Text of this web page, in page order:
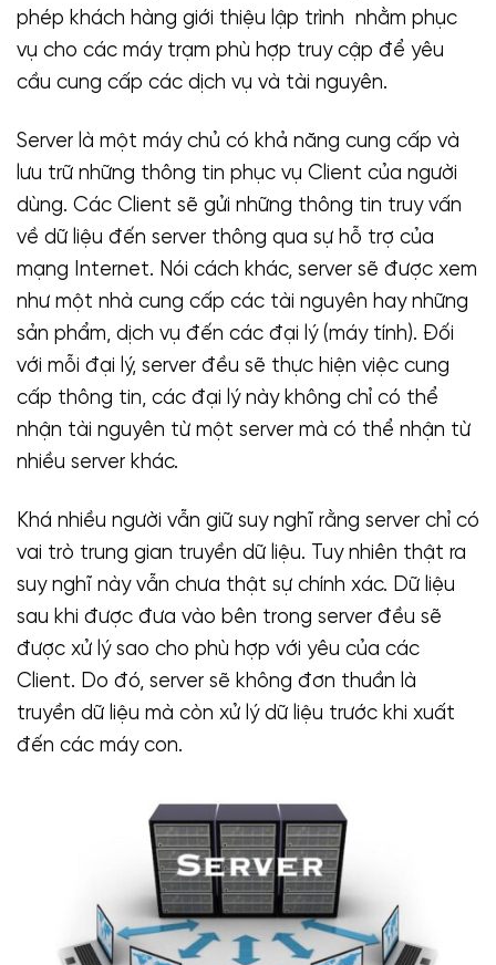
phép khách hàng giới thiệu lập trình nhằm phục
vụ cho các máy trạm phù hợp truy cập để yêu
cầu cung cấp các dịch vụ và tài nguyên.
Server là một máy chủ có khả năng cung cấp và
lưu trữ những thông tin phục vụ Client của người
dùng. Các Client sẽ gửi những thông tin truy vấn
về dữ liệu đến server thông qua sự hỗ trợ của
mạng Internet. Nói cách khác, server sẽ được xem
như một nhà cung cấp các tài nguyên hay những
sản phẩm, dịch vụ đến các đại lý (máy tính). Đối
với mỗi đại lý, server đều sẽ thực hiện việc cung
cấp thông tin, các đại lý này không chỉ có thể
nhận tài nguyên từ một server mà có thể nhận từ
nhiều server khác.
Khá nhiều người vẫn giữ suy nghĩ rằng server chỉ có
vai trò trung gian truyền dữ liệu. Tuy nhiên thật ra
suy nghĩ này vẫn chưa thật sự chính xác. Dữ liệu
sau khi được đưa vào bên trong server đều sẽ
được xử lý sao cho phù hợp với yêu của các
Client. Do đó, server sẽ không đơn thuần là
truyền dữ liệu mà còn xử lý dữ liệu trước khi xuất
đến các máy con.